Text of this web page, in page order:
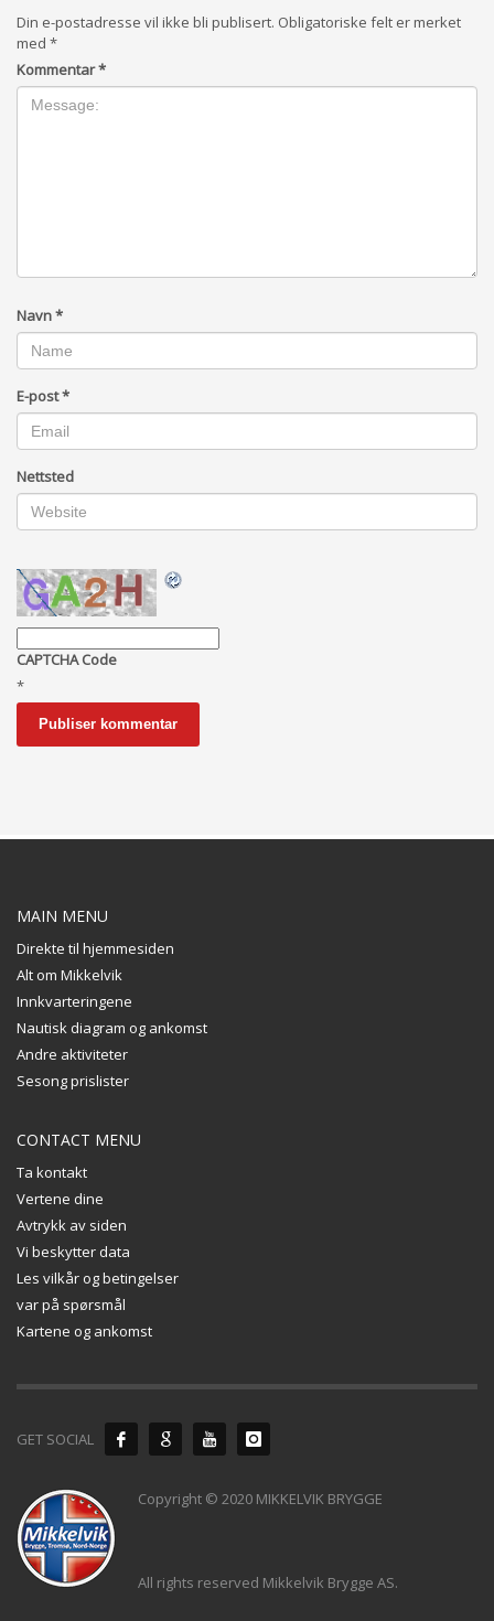
Din e-postadresse vil ikke bli publisert. Obligatoriske felt er merket
med *
Kommentar*
Navn*
E-post*
Nettsted
CAPTCHA Code
*
MAIN MENU
Direkte til hjemmesiden
Alt om Mikkelvik
Innkvarteringene
Nautisk diagram og ankomst
Andre aktiviteter
Sesong prislister
CONTACT MENU
Ta kontakt
Vertene dine
Avtrykk av siden
Vi beskytter data
Les vilkår og betingelser
var på spørsmål
Kartene og ankomst
GET SOCIAL
Copyright © 2020 MIKKELVIK BRYGGE
All rights reserved Mikkelvik Brygge AS.